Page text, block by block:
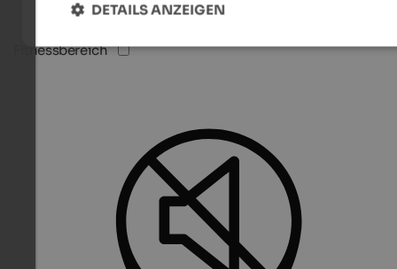
Fitnessbereich
DETAILS ANZEIGEN